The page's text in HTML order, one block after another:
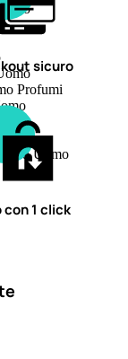
Profumi
Uomo
sicuro
con 1 click